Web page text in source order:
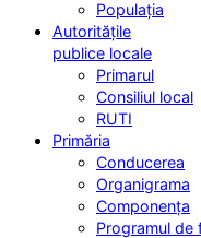
Populația
Autoritățile
publice locale
Primarul
Consiliul local
RUTI
Primăria
Conducerea
Organigrama
Componența
Programul de